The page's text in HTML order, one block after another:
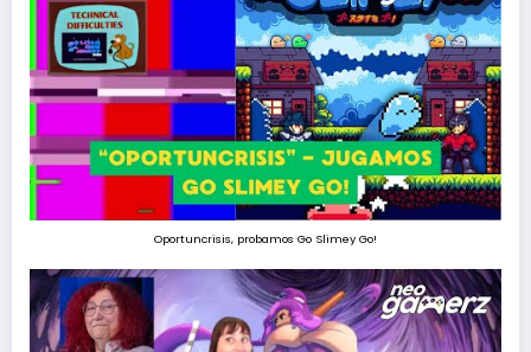
Oportuncrisis, probamos Go Slimey Go!